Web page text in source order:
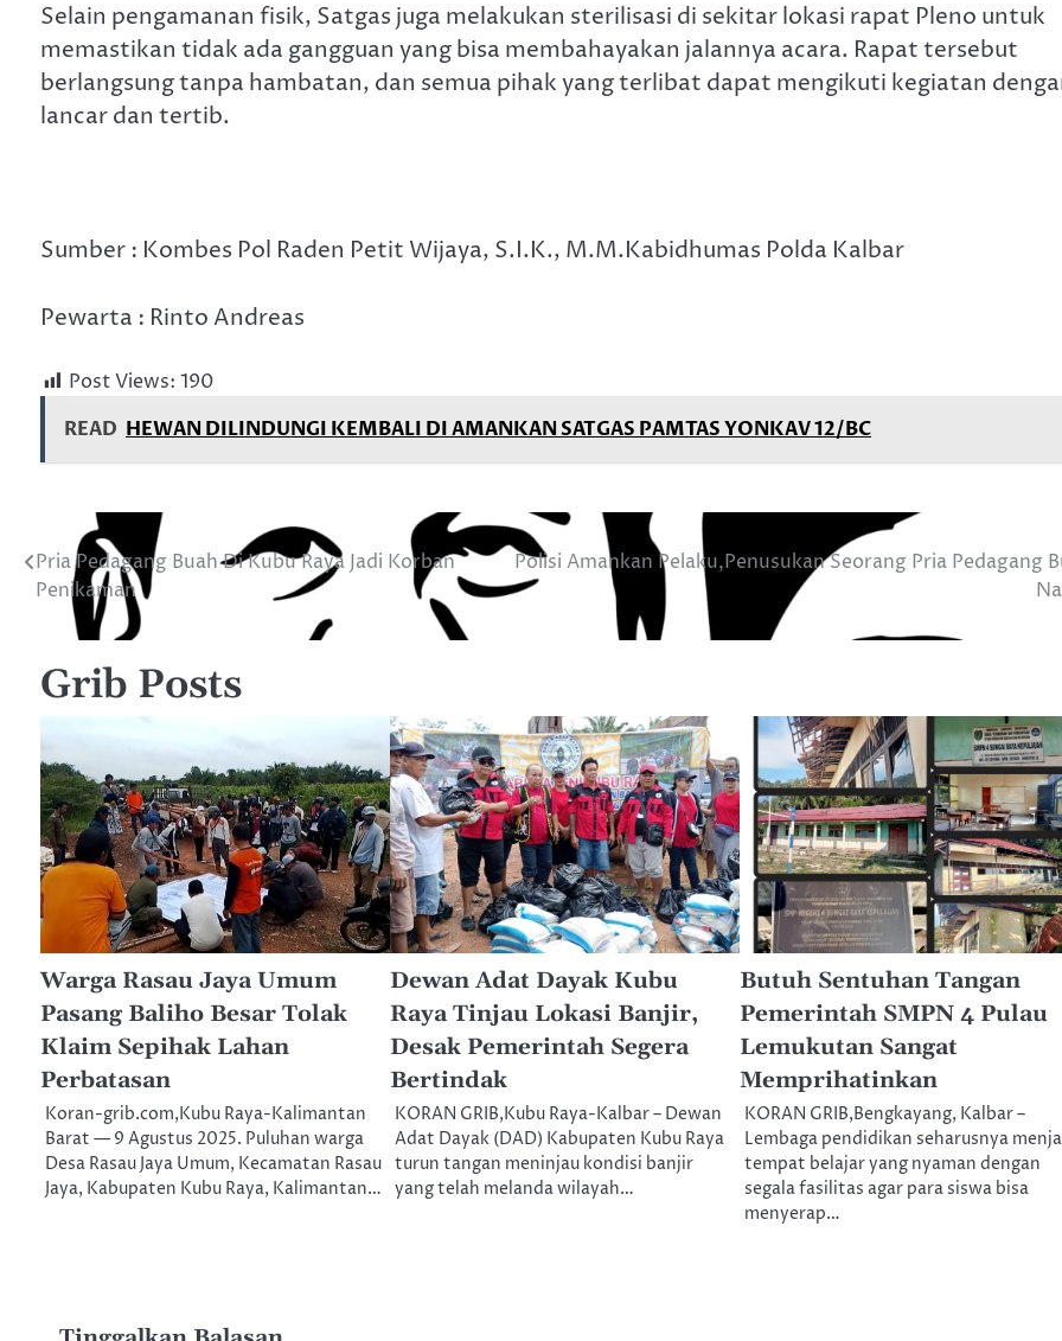
Selain pengamanan fisik, Satgas juga melakukan sterilisasi di sekitar lokasi rapat Pleno untuk
memastikan tidak ada gangguan yang bisa membahayakan jalannya acara. Rapat tersebut
berlangsung tanpa hambatan, dan semua pihak yang terlibat dapat mengikuti kegiatan
lancar dan tertib.
Sumber : Kombes Pol Raden Petit Wijaya, S.I.K., M.M.Kabidhumas Polda Kalbar
Pewarta : Rinto Andreas
Post Views: 190
READ HEWAN DILINDUNGI KEMBALI DI AMANKAN SATGAS PAMTAS YONKAV 12/BC
Navigasi
pos
Pria Pedagang Buah Di Kubu Raya Jadi Korban
Penikaman
Polisi Amankan Pelaku,Penusukan Seorang Pria Pedagang
Grib Posts
Warga Rasau Jaya Umum
Pasang Baliho Besar Tolak
Klaim Sepihak Lahan
Perbatasan
Koran-grib.com,Kubu Raya-Kalimantan
Barat — 9 Agustus 2025. Puluhan warga
Desa Rasau Jaya Umum, Kecamatan Rasau
Jaya, Kabupaten Kubu Raya, Kalimantan…
Dewan Adat Dayak Kubu
Raya Tinjau Lokasi Banjir,
Desak Pemerintah Segera
Bertindak
KORAN GRIB,Kubu Raya-Kalbar – Dewan
Adat Dayak (DAD) Kabupaten Kubu Raya
turun tangan meninjau kondisi banjir
yang telah melanda wilayah…
Butuh Sentuhan Tangan
Pemerintah SMPN 4 Pulau
Lemukutan Sangat
Memprihatinkan
KORAN GRIB,Bengkayang, Kalbar –
Lembaga pendidikan seharusnya
tempat belajar yang nyaman dengan
segala fasilitas agar para siswa bisa
menyerap…